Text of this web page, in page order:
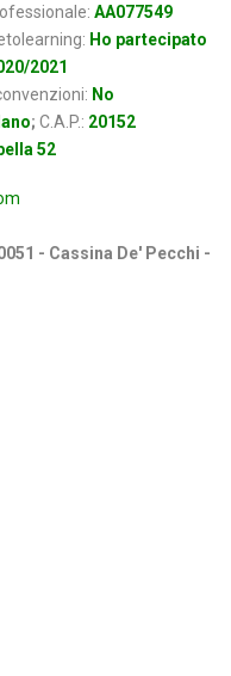
AA077549
Ho partecipato
2021
No
; C.A.P.: 20152
52
- Cassina De' Pecchi -